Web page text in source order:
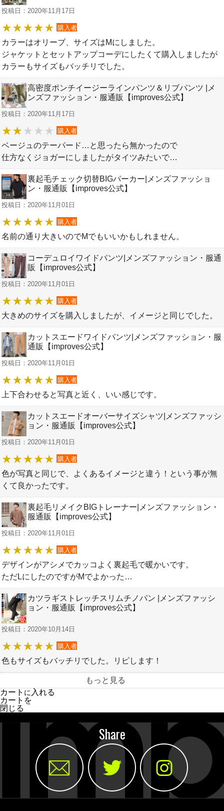
投稿日：2020年11月17日
購入者
カラーはオリーブ、サイズはMにしました。
ジャケットとセットアップコーデにしたくて購入しましたが
カラーもサイズもバッチリでした。
高密度ポンチイージーラインパンツ＆リブパンツ |メ
ンズファッション・服通販【improves公式】
投稿日：2020年11月17日
購入者
ベージュのテーパード…と思ったら無かったので
仕方なくジョガーにしましたがタイツみたいで…
裏起毛チェック切替BIGパーカー|メンズファッショ
ン・服通販【improves公式】
投稿日：2020年11月01日
購入者
名前の通り大きいのでMでもいいかもしれません。
コーデュロイワイドパンツ|メンズファッション・服通
販【improves公式】
投稿日：2020年11月01日
購入者
大きめのサイズを購入しましたが、イメージと同じでした。
カットスエードワイドパンツ|メンズファッション・服
通販【improves公式】
投稿日：2020年11月01日
購入者
上下合わせると写真と近く、いい感じです。
カットスエードオーバーサイズシャツ|メンズファッシ
ョン・服通販【improves公式】
投稿日：2020年11月01日
購入者
色が写真と同じで、よくあるイメージと違う！という事が無
くて良かったです。
裏起毛リメイクBIGトレーナー|メンズファッション・
服通販【improves公式】
投稿日：2020年11月01日
購入者
デザインがアシメでカッコよく裏起毛で暖かいです。
ただLにしたのですがMでよかった…
カツラギストレッチスリムチノパン |メンズファッシ
ョン・服通販【improves公式】
投稿日：2020年10月14日
購入者
色もサイズもバッチリでした。リピします！
もっと見る
カート に 入れる
カートを
閉じる
Share